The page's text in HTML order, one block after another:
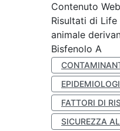
Contenuto Web
Risultati di
animale
Bisfenolo A
FATTORI DI
SICUREZZA